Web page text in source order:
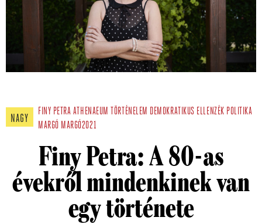
NAGY
FINY PETRA ATHENAEUM TÖRTÉNELEM DEMOKRATIKUS ELLENZÉK POLITIKA
MARGÓ MARGÓ2021
Finy Petra: A 80-as
évekről mindenkinek van
egy története